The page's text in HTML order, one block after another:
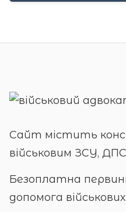
Сайт містить
військовим ЗСУ,
Безоплатна
допомога